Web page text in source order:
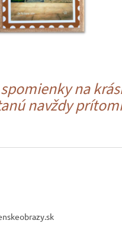
na
navždy